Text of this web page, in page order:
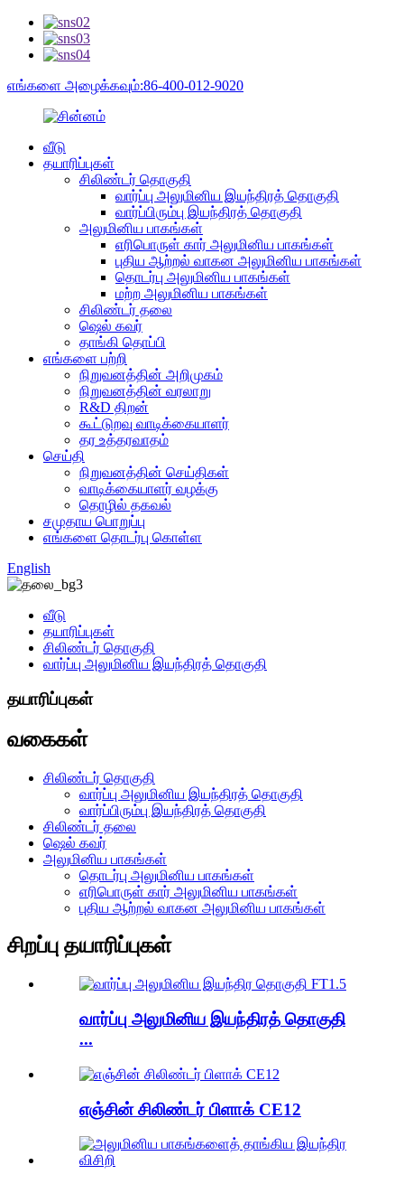
எங்களை அழைக்கவும்:86-400-012-9020
வீடு
தயாரிப்புகள்
சிலிண்டர் தொகுதி
வார்ப்பு அலுமினிய இயந்திரத் தொகுதி
வார்ப்பிரும்பு இயந்திரத் தொகுதி
அலுமினிய பாகங்கள்
எரிபொருள் கார் அலுமினிய பாகங்கள்
புதிய ஆற்றல் வாகன அலுமினிய பாகங்கள்
தொடர்பு அலுமினிய பாகங்கள்
மற்ற அலுமினிய பாகங்கள்
சிலிண்டர் தலை
ஷெல் கவர்
தாங்கி தொப்பி
எங்களை பற்றி
நிறுவனத்தின் அறிமுகம்
நிறுவனத்தின் வரலாறு
R&D திறன்
கூட்டுறவு வாடிக்கையாளர்
தர உத்தரவாதம்
செய்தி
நிறுவனத்தின் செய்திகள்
வாடிக்கையாளர் வழக்கு
தொழில் தகவல்
சமுதாய பொறுப்பு
எங்களை தொடர்பு கொள்ள
English
வீடு
தயாரிப்புகள்
சிலிண்டர் தொகுதி
வார்ப்பு அலுமினிய இயந்திரத் தொகுதி
தயாரிப்புகள்
வகைகள்
சிலிண்டர் தொகுதி
வார்ப்பு அலுமினிய இயந்திரத் தொகுதி
வார்ப்பிரும்பு இயந்திரத் தொகுதி
சிலிண்டர் தலை
ஷெல் கவர்
அலுமினிய பாகங்கள்
தொடர்பு அலுமினிய பாகங்கள்
எரிபொருள் கார் அலுமினிய பாகங்கள்
புதிய ஆற்றல் வாகன அலுமினிய பாகங்கள்
சிறப்பு தயாரிப்புகள்
வார்ப்பு அலுமினிய இயந்திரத் தொகுதி
...
எஞ்சின் சிலிண்டர் பிளாக் CE12